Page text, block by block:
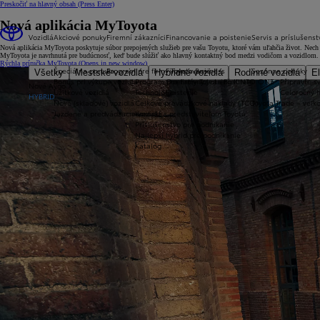
Preskočiť na hlavný obsah (Press Enter)
Vozidlá
Všetky Mestské vozidlá Hybridné vozidlá Rodinné vozidlá
Nové Aygo X
HYBRID
Akciové ponuky
Špeciálna ponuka
Bonus pri výkupe vozidla
Úžitkové vozidlá
Nové (skladové) vozidlá
Jazdené a predvádzacie vozidlá
Firemní zákazníci
Program pre firmy Toyota Business
Program pre firmy Toyota Business
Technológie
Celkové prevádzkové náklady (TCO)
Kontakt s predstaviteľom Toyota
Príslušenstvo pre podnikanie
Najlepší hybrid pre podnikanie
Katalóg
Financovanie a poistenie
Financovanie
Operatívny leasing KINTO ONE
Poistenie
Servis a
Sezónne ponuky
Připravte
Celoročný
Toyota Trade –
Nová aplikácia MyToyota
Nová aplikácia MyToyota poskytuje súbor prepojených služieb pre vašu Toyotu, ktoré vám uľahčia život.
MyToyota je navrhnutá pre budúcnosť, keď bude slúžiť ako hlavný kontaktný bod medzi vodičom a vozidlom.
Rýchla príručka MyToyota (Opens in new window)